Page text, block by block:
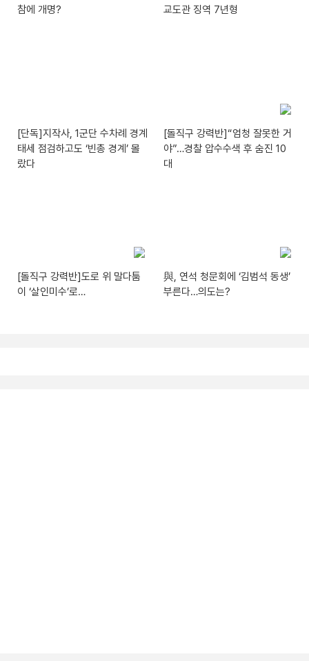
참에 개명?
교도관 징역 7년형
[단독]지작사, 1군단 수차례 경계
태세 점검하고도 ‘빈총 경계’ 몰
랐다
[돌직구 강력반]“엄청 잘못한 거
야”…경찰 압수수색 후 숨진 10
대
[돌직구 강력반]도로 위 말다툼
이 ‘살인미수’로…
與, 연석 청문회에 ‘김범석 동생’
부른다…의도는?